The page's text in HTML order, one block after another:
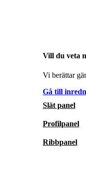
Vill du veta
Vi berättar
Gå till
Slät panel
Profilpanel
Ribbpanel